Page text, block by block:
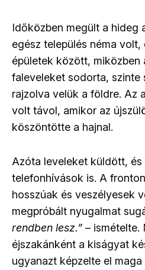
Időközben megült a hideg
egész település néma
épületek között, miközben
faleveleket sodorta, szinte
rajzolva velük a földre. Az
volt távol, amikor az
köszöntötte a hajnal.
Azóta leveleket küldött,
telefonhívások is. A
hosszúak és veszélyesek
megpróbált nyugalmat
rendben lesz.” – ismételte.
éjszakánként a kiságyat
ugyanazt képzelte el